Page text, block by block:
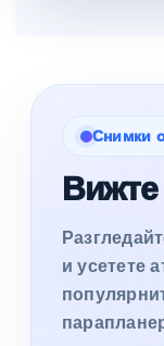
Снимки
Вижте
и усетете